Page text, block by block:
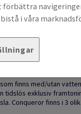
finns med/utan
tidslös exklusiv
Conqueror finns i 3
i våra